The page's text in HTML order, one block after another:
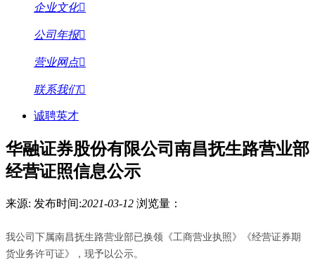
企业文化
公司年报
营业网点
联系我们
诚聘英才
华融证券股份有限公司南昌抚生路营业部
经营证照信息公示
来源: 发布时间:2021-03-12 浏览量：
我公司下属南昌抚生路营业部已换领《工商营业执照》《经营证券期
货业务许可证》，现予以公示。